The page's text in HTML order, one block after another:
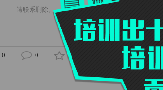
请联系删除。
0 0 0